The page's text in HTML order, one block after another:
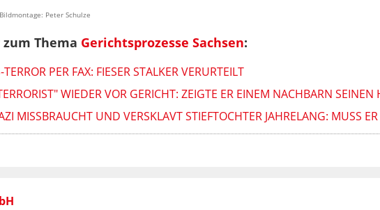
Peter Schulze
Thema Gerichtsprozesse Sachsen:
TERROR PER FAX: FIESER STALKER VERURTEILT
WIEDER VOR GERICHT: ZEIGTE ER EINEM NACHBARN SEINEN
MISSBRAUCHT UND VERSKLAVT STIEFTOCHTER JAHRELANG: MUSS